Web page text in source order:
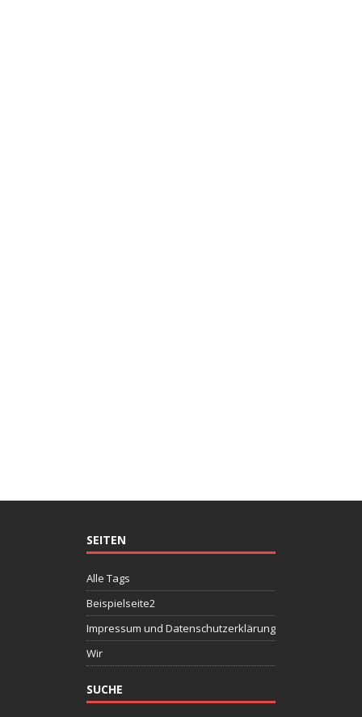
SEITEN
Alle Tags
Beispielseite2
Impressum und Datenschutzerklärung
Wir
SUCHE